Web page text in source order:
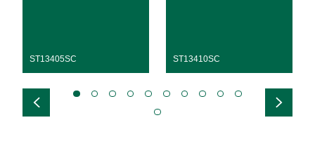
ST13405SC ST13410SC